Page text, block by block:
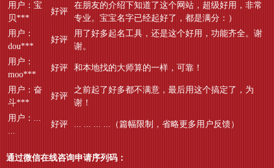
用户：宝
贝***
好评
在朋友的介绍下知道了这个网站，超级好用，非常
专业。宝宝名字已经起好了，都是满分：）
用户：
dou***
好评
用了好多起名工具，还是这个好用，功能齐全。谢
谢。
用户：
moo***
好评 和本地找的大师算的一样，可靠！
用户：奋
斗***
好评
之前起了好多都不满意，最后用这个搞定了，为
谢！
用户：...
...
好评 ... ... ... ...（篇幅限制，省略更多用户反馈）
通过微信在线咨询申请序列码：